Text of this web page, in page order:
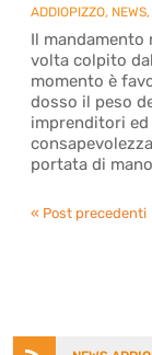
ADDIOPIZZO, NEWS
Il mandamento
volta colpito
momento è
dosso il peso
imprenditori
portata di
« Post precedenti